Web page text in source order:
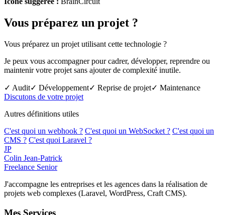
Vous préparez un projet ?
Vous préparez un projet utilisant cette technologie ?
Je peux vous accompagner pour cadrer, développer, reprendre ou
maintenir votre projet sans ajouter de complexité inutile.
✓ Audit✓ Développement✓ Reprise de projet✓ Maintenance
Discutons de votre projet
Autres définitions utiles
C'est quoi un webhook ? C'est quoi un WebSocket ? C'est quoi un
CMS ? C'est quoi Laravel ?
JP
Colin Jean-Patrick
Freelance Senior
J'accompagne les entreprises et les agences dans la réalisation de
projets web complexes (Laravel, WordPress, Craft CMS).
Mes Services